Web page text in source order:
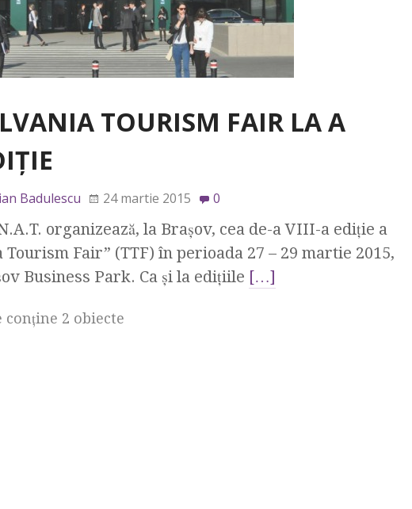
TOURISM FAIR LA A
Badulescu 24 martie 2015 0
organizează, la Braşov, cea de-a VIII-a ediţie a
Fair” (TTF) în perioada 27 – 29 martie 2015,
Business Park. Ca şi la ediţiile […]
conţine 2 obiecte